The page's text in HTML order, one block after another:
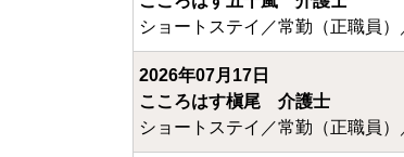
ショートステイ／常勤（正職員
2026年07月17日
こころはす槇尾 介護士
ショートステイ／常勤（正職員